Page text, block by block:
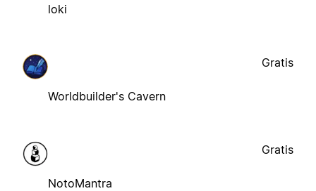
loki
Worldbuilder's Cavern
Gratis
NotoMantra
Gratis